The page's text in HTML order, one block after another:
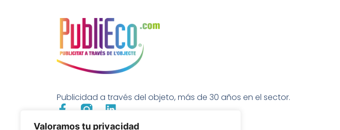
Valoramos tu privacidad
Publicidad a través del objeto, más de 30 años en el sector.